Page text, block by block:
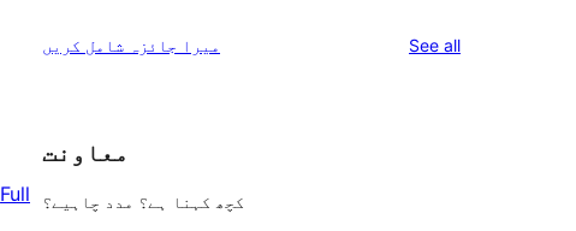
Full
میرا جائزہ شامل کریں See allreviews
معاونت
کچھ کہنا ہے؟ مدد چاہیے؟